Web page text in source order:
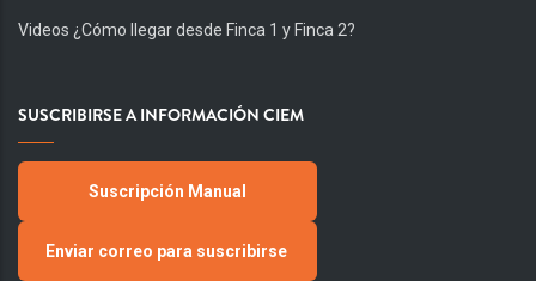
Videos ¿Cómo llegar desde Finca 1 y Finca 2?
SUSCRIBIRSE A INFORMACIÓN CIEM
Suscripción Manual
Enviar correo para suscribirse